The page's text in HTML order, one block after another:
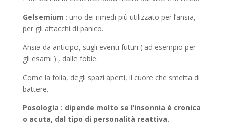
Gelsemium : uno dei rimedi più utilizzato per l’ansia,
per gli attacchi di panico.
Ansia da anticipo, sugli eventi futuri ( ad esempio per
gli esami ) , dalle fobie.
Come la folla, degli spazi aperti, il cuore che smetta di
battere.
Posologia : dipende molto se l’insonnia è cronica
o acuta, dal tipo di personalità reattiva.